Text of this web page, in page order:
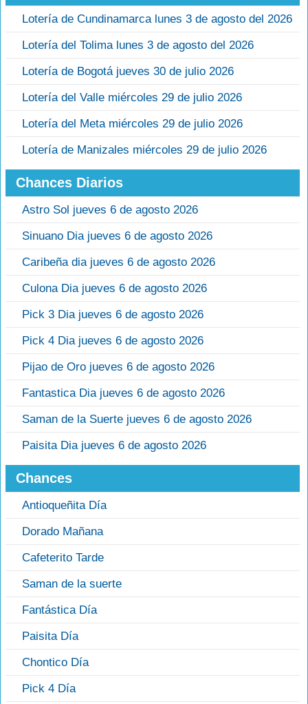
Lotería de Cundinamarca lunes 3 de agosto del 2026
Lotería del Tolima lunes 3 de agosto del 2026
Lotería de Bogotá jueves 30 de julio 2026
Lotería del Valle miércoles 29 de julio 2026
Lotería del Meta miércoles 29 de julio 2026
Lotería de Manizales miércoles 29 de julio 2026
Chances Diarios
Astro Sol jueves 6 de agosto 2026
Sinuano Dia jueves 6 de agosto 2026
Caribeña dia jueves 6 de agosto 2026
Culona Dia jueves 6 de agosto 2026
Pick 3 Dia jueves 6 de agosto 2026
Pick 4 Dia jueves 6 de agosto 2026
Pijao de Oro jueves 6 de agosto 2026
Fantastica Dia jueves 6 de agosto 2026
Saman de la Suerte jueves 6 de agosto 2026
Paisita Dia jueves 6 de agosto 2026
Chances
Antioqueñita Día
Dorado Mañana
Cafeterito Tarde
Saman de la suerte
Fantástica Día
Paisita Día
Chontico Día
Pick 4 Día